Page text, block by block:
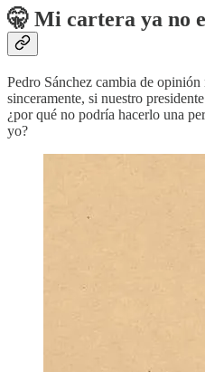
🤫 Mi cartera ya no
Pedro Sánchez cambia de opinión
sinceramente, si nuestro
¿por qué no podría hacerlo una
yo?